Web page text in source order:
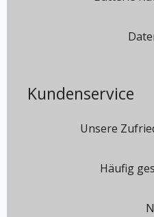
Kundenservice
Unsere
Häufig